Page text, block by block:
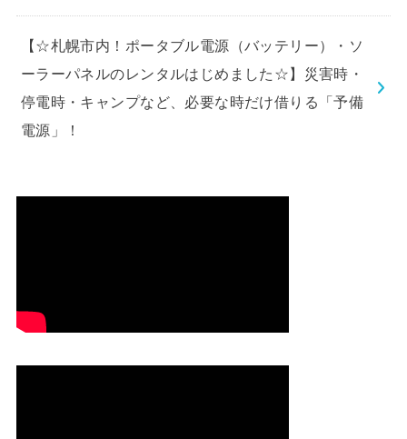
【☆札幌市内！ポータブル電源（バッテリー）・ソ
ーラーパネルのレンタルはじめました☆】災害時・
停電時・キャンプなど、必要な時だけ借りる「予備
電源」！